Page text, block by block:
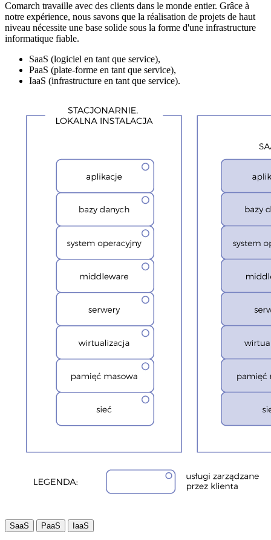
Comarch travaille avec des clients dans le monde entier. Grâce à
notre expérience, nous savons que la réalisation de projets de haut
niveau nécessite une base solide sous la forme d'une infrastructure
informatique fiable.
SaaS (logiciel en tant que service),
PaaS (plate-forme en tant que service),
IaaS (infrastructure en tant que service).
SaaS PaaS IaaS